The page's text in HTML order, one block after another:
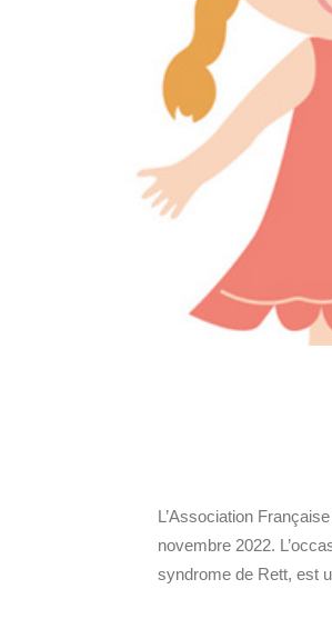
L’Association
novembre 2022.
syndrome de Rett, est